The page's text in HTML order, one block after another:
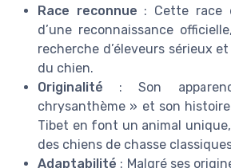
Race reconnue : Cette race
d’une reconnaissance
recherche d’éleveurs sérieux
du chien.
Originalité : Son
chrysanthème » et son
Tibet en font un animal
des chiens de chasse
Adaptabilité : Malgré ses